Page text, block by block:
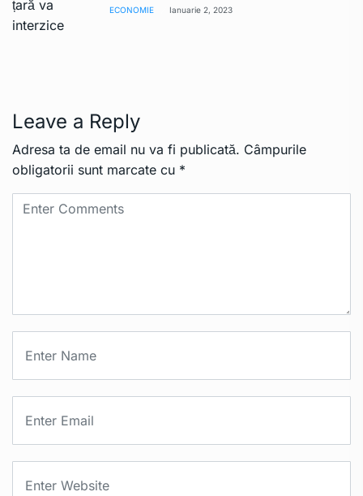
ECONOMIE Ianuarie 2, 2023
Leave a Reply
Adresa ta de email nu va fi publicată. Câmpurile
obligatorii sunt marcate cu *